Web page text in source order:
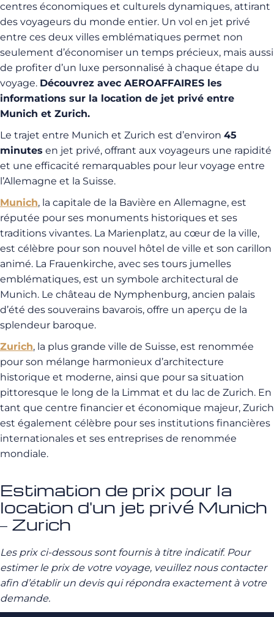
centres économiques et culturels dynamiques, attirant
des voyageurs du monde entier. Un vol en jet privé
entre ces deux villes emblématiques permet non
seulement d’économiser un temps précieux, mais aussi
de profiter d’un luxe personnalisé à chaque étape du
voyage. Découvrez avec AEROAFFAIRES les
informations sur la location de jet privé entre
Munich et Zurich.
Le trajet entre Munich et Zurich est d’environ 45
minutes en jet privé, offrant aux voyageurs une rapidité
et une efficacité remarquables pour leur voyage entre
l’Allemagne et la Suisse.
Munich, la capitale de la Bavière en Allemagne, est
réputée pour ses monuments historiques et ses
traditions vivantes. La Marienplatz, au cœur de la ville,
est célèbre pour son nouvel hôtel de ville et son carillon
animé. La Frauenkirche, avec ses tours jumelles
emblématiques, est un symbole architectural de
Munich. Le château de Nymphenburg, ancien palais
d’été des souverains bavarois, offre un aperçu de la
splendeur baroque.
Zurich, la plus grande ville de Suisse, est renommée
pour son mélange harmonieux d’architecture
historique et moderne, ainsi que pour sa situation
pittoresque le long de la Limmat et du lac de Zurich. En
tant que centre financier et économique majeur, Zurich
est également célèbre pour ses institutions financières
internationales et ses entreprises de renommée
mondiale.
Estimation de prix pour la
location d'un jet privé Munich
– Zurich
Les prix ci-dessous sont fournis à titre indicatif. Pour
estimer le prix de votre voyage, veuillez nous contacter
afin d’établir un devis qui répondra exactement à votre
demande.